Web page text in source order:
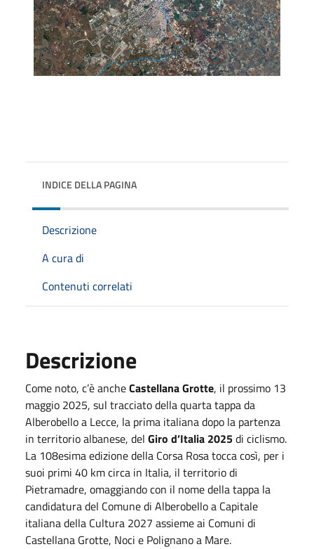
INDICE DELLA PAGINA
Descrizione
A cura di
Contenuti correlati
Descrizione
Come noto, c’è ancheCastellana Grotte, il prossimo 13
maggio 2025, sul tracciato della quarta tappa da
Alberobello a Lecce, la prima italiana dopo la partenza
in territorio albanese, del Giro d’Italia 2025di ciclismo.
La 108esima edizione della Corsa Rosa tocca così, per i
suoi primi 40 km circa in Italia, il territorio di
Pietramadre, omaggiando con il nome della tappa la
candidatura del Comune di Alberobello a Capitale
italiana della Cultura 2027 assieme ai Comuni di
Castellana Grotte, Noci e Polignano a Mare.